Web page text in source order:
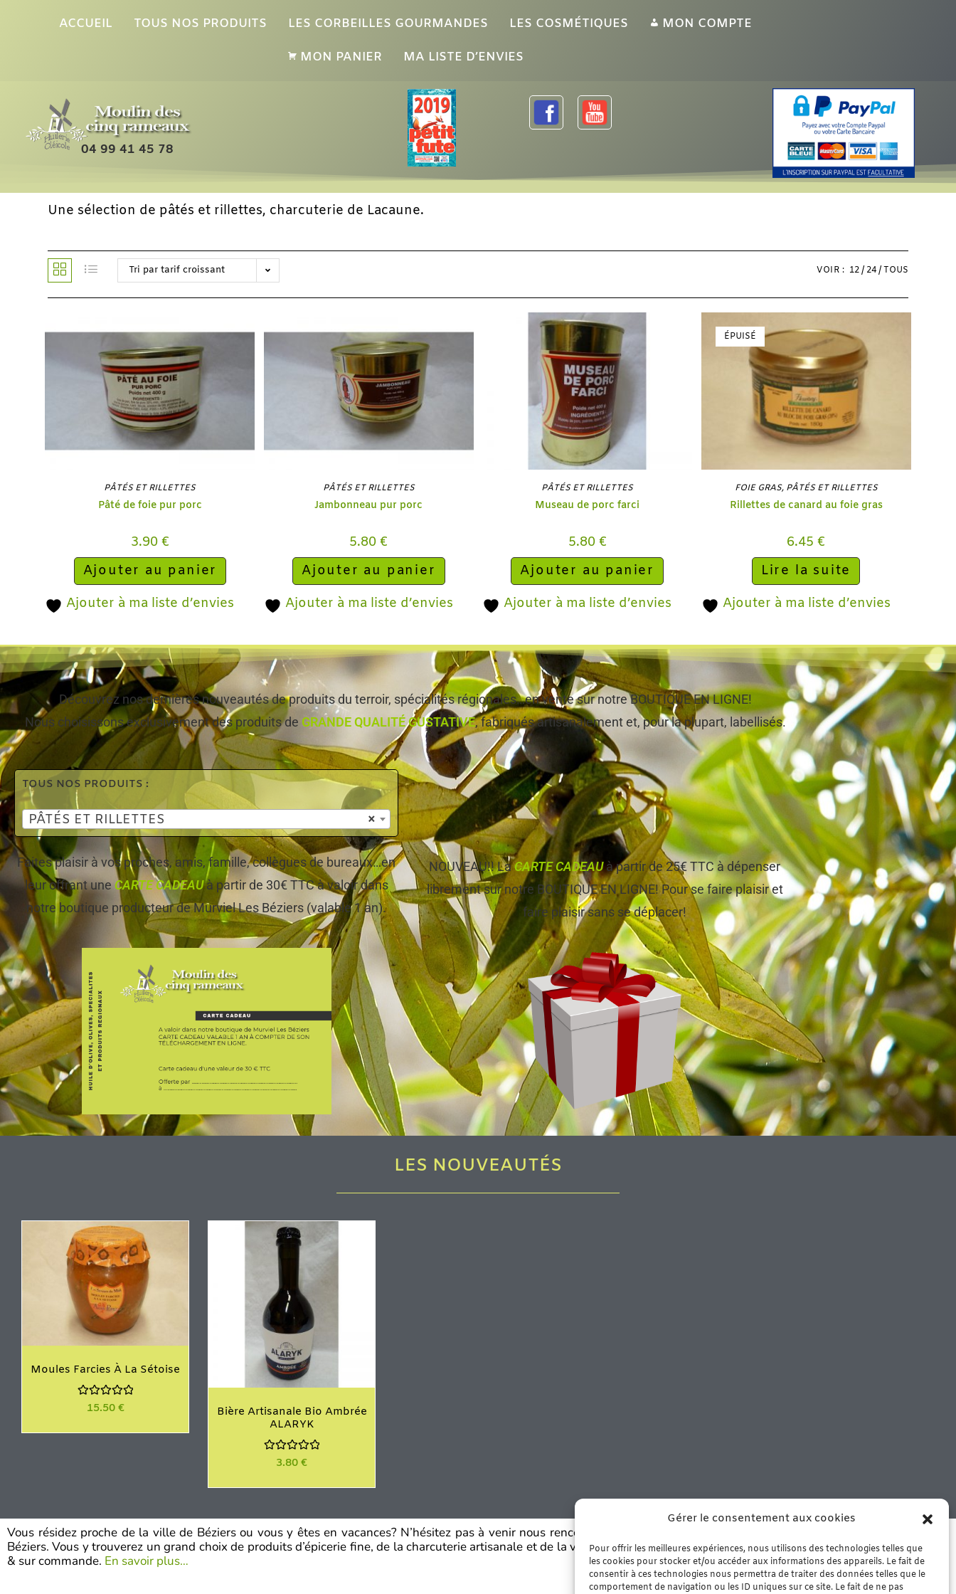
Gérer le consentement aux cookies
Pour offrir les meilleures expériences, nous utilisons des technologies telles que
les cookies pour stocker et/ou accéder aux informations des appareils. Le fait de
consentir à ces technologies nous permettra de traiter des données telles que le
comportement de navigation ou les ID uniques sur ce site. Le fait de ne pas
ACCUEIL TOUS NOS PRODUITS LES CORBEILLES GOURMANDES LES COSMÉTIQUES MON COMPTE
MON PANIER MA LISTE D’ENVIES
04 99 41 45 78
Une sélection de pâtés et rillettes, charcuterie de Lacaune.
Tri par tarif croissant VOIR : 12 24 TOUS
PÂTÉS ET RILLETTES
Pâté de foie pur porc
3.90 €
Ajouter au panier
Ajouter à ma liste d’envies
PÂTÉS ET RILLETTES
Jambonneau pur porc
5.80€
Ajouter au panier
Ajouter à ma liste d’envies
PÂTÉS ET RILLETTES
Museau de porc farci
5.80 €
Ajouter au panier
Ajouter à ma liste d’envies
ÉPUISÉ
FOIE GRAS, PÂTÉS ET RILLETTES
Rillettes de canard au foie gras
6.45€
Lire la suite
Ajouter à ma liste d’envies
Découvrez nos dernières nouveautés de produits du terroir, spécialités régionales…en vente sur notre BOUTIQUE EN LIGNE!
Nous choisissons exclusivement des produits de GRANDE QUALITÉ GUSTATIVE, fabriqués artisanalement et, pour la plupart, labellisés.
TOUS NOS PRODUITS :
×
PÂTÉS ET RILLETTES
Faites plaisir à vos proches, amis, famille, collègues de bureaux…en
leur offrant une CARTE CADEAUà partir de 30€ TTC à valoir dans
notre boutique producteur de Murviel Les Béziers (valable 1 an).
NOUVEAU!! LaCARTE CADEAUà partir de 25€ TTC à dépenser
librement sur notre BOUTIQUE EN LIGNE! Pour se faire plaisir et
faire plaisir sans se déplacer!
LES NOUVEAUTÉS
Moules Farcies À La Sétoise
e
15.50 €
Bière Artisanale Bio Ambrée
ALARYK
e
u
r
5
3.80€
Vous résidez proche de la ville de Béziers ou vous y êtes en vacances? N’hésitez pas à venir nous rencontrer dans notre boutique de Murviel les
Béziers. Vous y trouverez un grand choix de produits d’épicerie fine, de la charcuterie artisanale et de la viande fraîche – Arrivage le mercredi matin
& sur commande. En savoir plus…